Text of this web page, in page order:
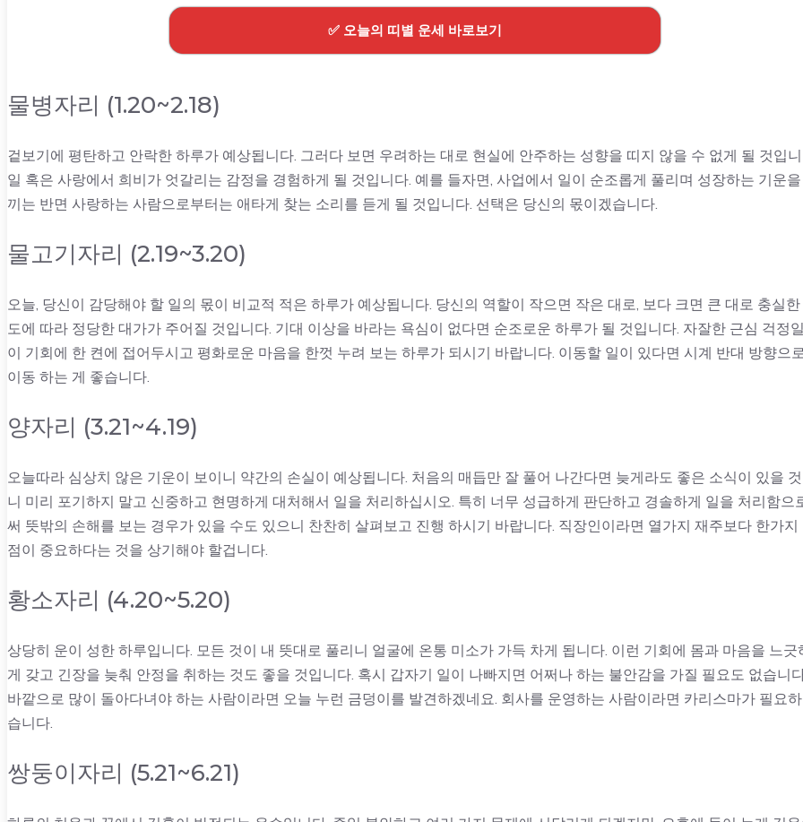
✅ 오늘의 띠별 운세 바로보기
물병자리 (1.20~2.18)
겉보기에 평탄하고 안락한 하루가 예상됩니다. 그러다 보면 우려하는 대로 현실에 안주하는 성향을 띠지 않을 수 없게 될 것입
일 혹은 사랑에서 희비가 엇갈리는 감정을 경험하게 될 것입니다. 예를 들자면, 사업에서 일이 순조롭게 풀리며 성장하는 기운
끼는 반면 사랑하는 사람으로부터는 애타게 찾는 소리를 듣게 될 것입니다. 선택은 당신의 몫이겠습니다.
물고기자리 (2.19~3.20)
오늘, 당신이 감당해야 할 일의 몫이 비교적 적은 하루가 예상됩니다. 당신의 역할이 작으면 작은 대로, 보다 크면 큰 대로 충실
도에 따라 정당한 대가가 주어질 것입니다. 기대 이상을 바라는 욕심이 없다면 순조로운 하루가 될 것입니다. 자잘한 근심 걱정
이 기회에 한 켠에 접어두시고 평화로운 마음을 한껏 누려 보는 하루가 되시기 바랍니다. 이동할 일이 있다면 시계 반대 방향으
이동 하는 게 좋습니다.
양자리 (3.21~4.19)
오늘따라 심상치 않은 기운이 보이니 약간의 손실이 예상됩니다. 처음의 매듭만 잘 풀어 나간다면 늦게라도 좋은 소식이 있을
니 미리 포기하지 말고 신중하고 현명하게 대처해서 일을 처리하십시오. 특히 너무 성급하게 판단하고 경솔하게 일을 처리함으
써 뜻밖의 손해를 보는 경우가 있을 수도 있으니 찬찬히 살펴보고 진행 하시기 바랍니다. 직장인이라면 열가지 재주보다 한가지
점이 중요하다는 것을 상기해야 할겁니다.
황소자리 (4.20~5.20)
상당히 운이 성한 하루입니다. 모든 것이 내 뜻대로 풀리니 얼굴에 온통 미소가 가득 차게 됩니다. 이런 기회에 몸과 마음을 느긋
게 갖고 긴장을 늦춰 안정을 취하는 것도 좋을 것입니다. 혹시 갑자기 일이 나빠지면 어쩌나 하는 불안감을 가질 필요도 없습니
바깥으로 많이 돌아다녀야 하는 사람이라면 오늘 누런 금덩이를 발견하겠네요. 회사를 운영하는 사람이라면 카리스마가 필요
습니다.
쌍둥이자리 (5.21~6.21)